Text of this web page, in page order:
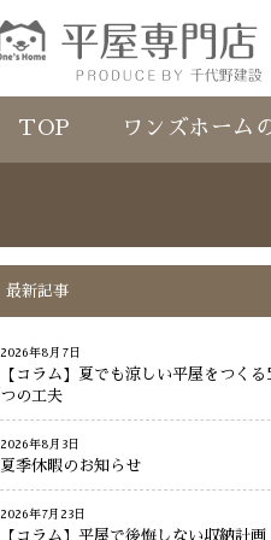
TOP ワンズホーム
最新記事
2026年8月7日
【コラム】夏でも涼しい平屋をつくる
つの工夫
2026年8月3日
夏季休暇のお知らせ
2026年7月23日
【コラム】平屋で後悔しない収納計画